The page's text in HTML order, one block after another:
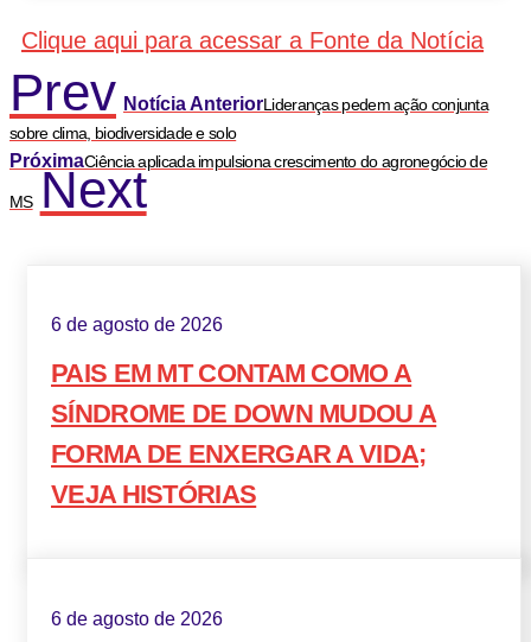
Clique aqui para acessar a Fonte da Notícia
Prev Notícia AnteriorLideranças pedem ação conjunta
sobre clima, biodiversidade e solo
PróximaCiência aplicada impulsiona crescimento do agronegócio de
MS Next
6 de agosto de 2026
PAIS EM MT CONTAM COMO A
SÍNDROME DE DOWN MUDOU A
FORMA DE ENXERGAR A VIDA;
VEJA HISTÓRIAS
6 de agosto de 2026